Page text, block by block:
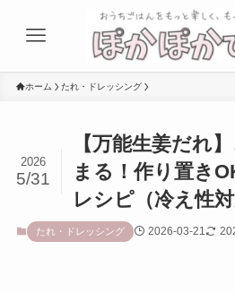
ホーム たれ・ドレッシング
【万能生姜だれ
まる！作り置き
レシピ（冷え性
2026
5/31
たれ・ドレッシング 2026-03-21